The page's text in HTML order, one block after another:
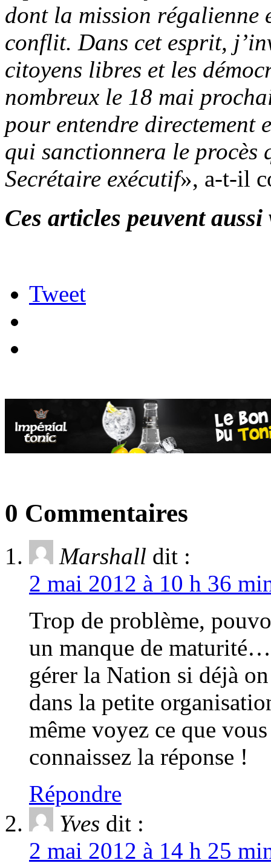
dont la mission régalienne
conflit. Dans cet esprit,
citoyens libres et les
nombreux le 18 mai
pour entendre directement
qui sanctionnera le procès
Secrétaire exécutif», a-t-il
Ces articles peuvent
Tweet
0 Commentaires
Marshall dit :
2 mai 2012 à 10 h 36
Trop de problème,
un manque de
gérer la Nation si déjà
dans la petite
même voyez ce que
connaissez la réponse !
Répondre
Yves dit :
2 mai 2012 à 14 h 25